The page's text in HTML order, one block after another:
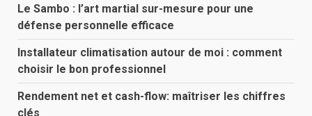
Le Sambo : l’art martial sur-mesure pour une
défense personnelle efficace
Installateur climatisation autour de moi : comment
choisir le bon professionnel
Rendement net et cash-flow: maîtriser les chiffres
clés